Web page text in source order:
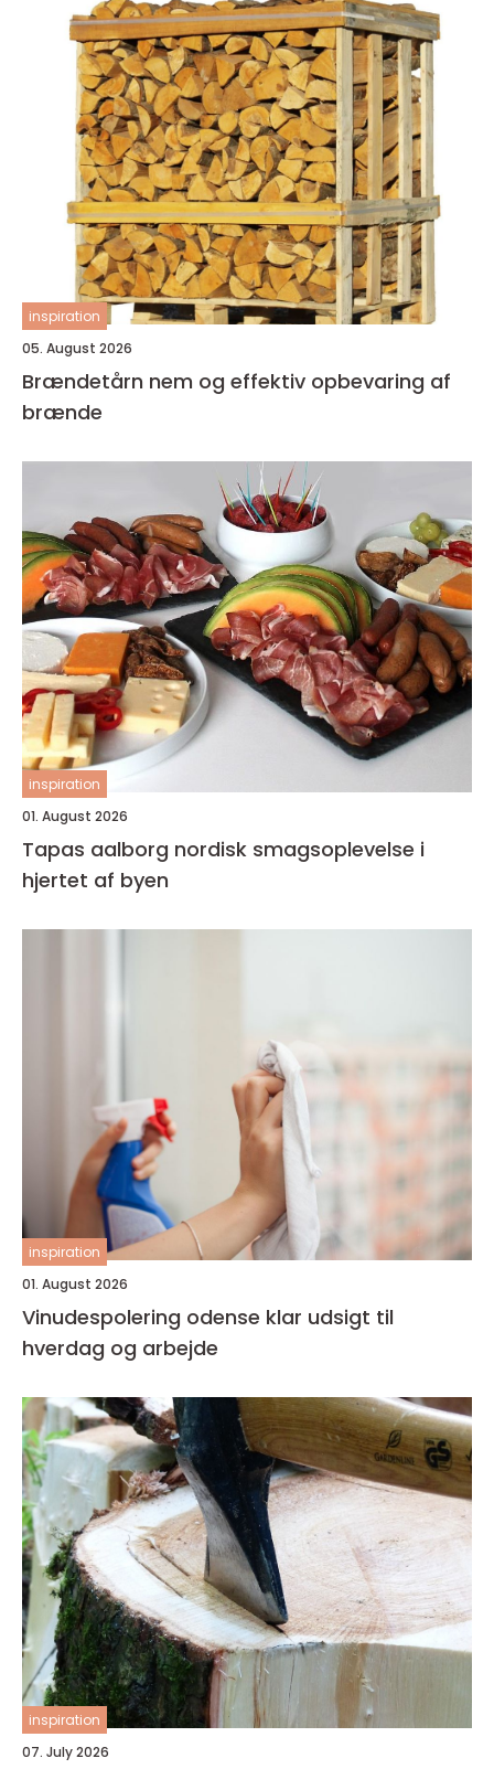
inspiration
05. August 2026
Brændetårn nem og effektiv opbevaring af
brænde
inspiration
01. August 2026
Tapas aalborg nordisk smagsoplevelse i
hjertet af byen
inspiration
01. August 2026
Vinudespolering odense klar udsigt til
hverdag og arbejde
inspiration
07. July 2026